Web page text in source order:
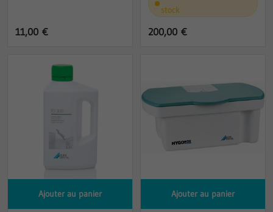
11,00 €
stock
200,00 €
Ajouter au panier Ajouter au panier